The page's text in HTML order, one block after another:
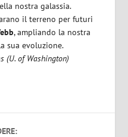
nostra galassia.
il terreno per futuri
, ampliando la nostra
sua evoluzione.
(U. of Washington)